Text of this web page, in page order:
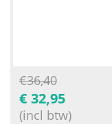
€36,40
€ 32,95
(incl btw)